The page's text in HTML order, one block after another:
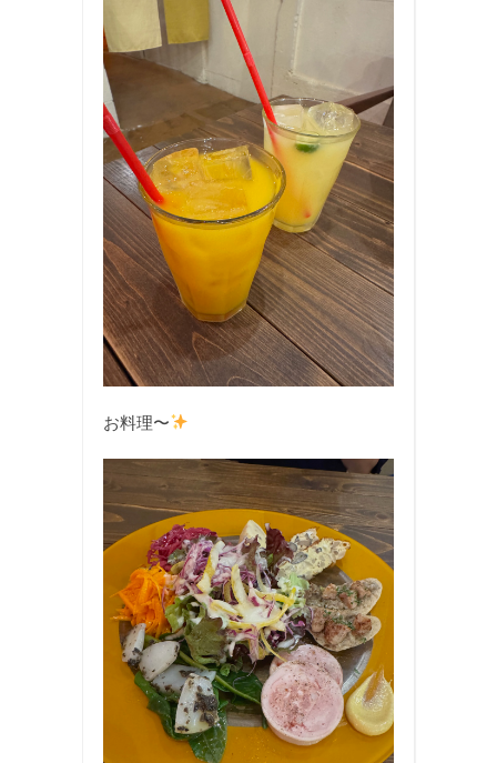
お料理〜